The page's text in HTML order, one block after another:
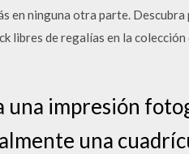
en ninguna otra parte.
de regalías en la colección
una impresión
una